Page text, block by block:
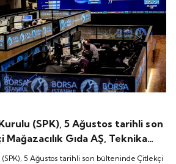
(SPK), 5 Ağustos tarihli son
Gıda AŞ, Teknika
Sanayi ve Ticaret AŞ,
5 Ağustos tarihli son bülteninde Çitlekçi